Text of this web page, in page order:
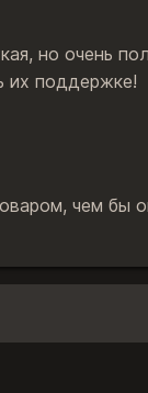
но очень
их поддержке!
чем бы